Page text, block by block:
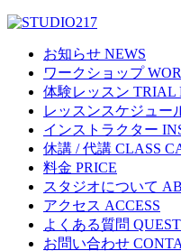
お知らせ NEWS
ワークショップ
体験レッスン TRIAL
レッスンスケジュー
インストラクター
休講 / 代講 CLASS
料金 PRICE
スタジオについて
アクセス ACCESS
よくある質問
お問い合わせ